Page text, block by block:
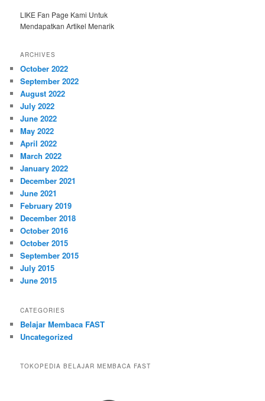
LIKE Fan Page Kami Untuk
Mendapatkan Artikel Menarik
ARCHIVES
October 2022
September 2022
August 2022
July 2022
June 2022
May 2022
April 2022
March 2022
January 2022
December 2021
June 2021
February 2019
December 2018
October 2016
October 2015
September 2015
July 2015
June 2015
CATEGORIES
Belajar Membaca FAST
Uncategorized
TOKOPEDIA BELAJAR MEMBACA FAST